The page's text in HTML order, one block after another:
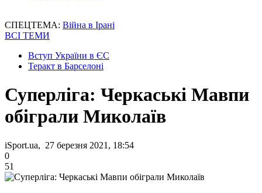
СПЕЦТЕМА: Війна в Ірані
ВСІ ТЕМИ
Вступ України в ЄС
Теракт в Барселоні
Суперліга: Черкаські Мавпи
обіграли Миколаїв
iSport.ua, 27 березня 2021, 18:54
0
51